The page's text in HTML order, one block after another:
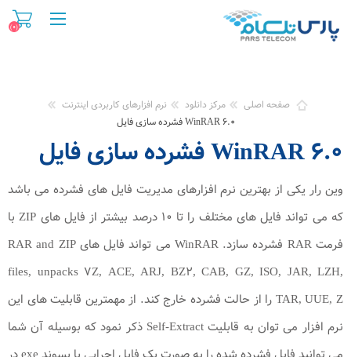
(۰)
صفحه اصلی مرکز دانلود
نرم افزارهای کاربردی اینترنت
WinRAR ۶.۰ فشرده سازی فایل
WinRAR ۶.۰ فشرده سازی فایل
وین رار یكی از بهترین نرم افزارهای مدیریت فایل های فشرده می باشد
که می تواند فایل های مختلف را تا ۱۰ درصد بیشتر از فایل های ZIP با
فرمت RAR فشرده سازد. WinRAR می تواند فایل های RAR and ZIP
files, unpacks ۷Z, ACE, ARJ, BZ۲, CAB, GZ, ISO, JAR, LZH,
TAR, UUE, Z را از حالت فشرده خارج كند. از مهمترین قابلیت های این
نرم افزار می توان به قابلیت Self-Extract ذکر نمود که بوسیله آن شما